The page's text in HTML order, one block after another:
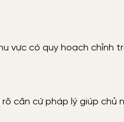
vực có quy hoạch chỉnh
rõ căn cứ pháp lý giúp chủ